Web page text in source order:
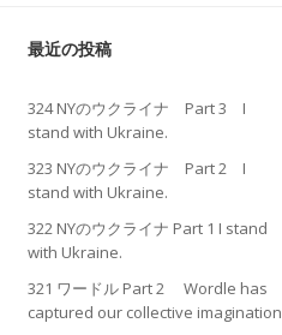
最近の投稿
324 NYのウクライナ Part 3 I
stand with Ukraine.
323 NYのウクライナ Part 2 I
stand with Ukraine.
322 NYのウクライナ Part 1 I stand
with Ukraine.
321 ワードル Part 2 Wordle has
captured our collective imagination